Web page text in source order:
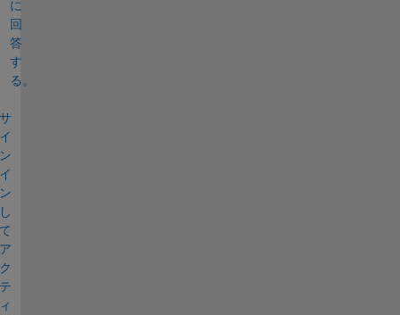
に
回
答
す
る。